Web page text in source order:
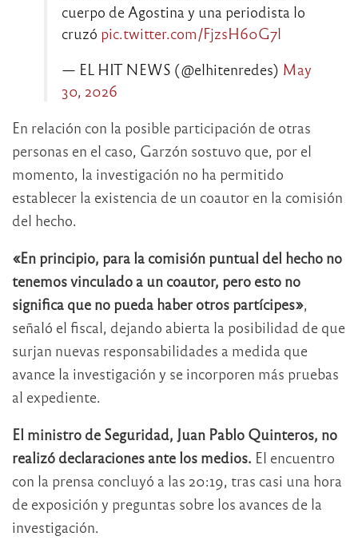
cuerpo de Agostina y una periodista lo
cruzó pic.twitter.com/FjzsH60G7l
— EL HIT NEWS (@elhitenredes) May
30, 2026
En relación con la posible participación de otras
personas en el caso, Garzón sostuvo que, por el
momento, la investigación no ha permitido
establecer la existencia de un coautor en la comisión
del hecho.
«En principio, para la comisión puntual del hecho no
tenemos vinculado a un coautor, pero esto no
significa que no pueda haber otros partícipes»
señaló el fiscal, dejando abierta la posibilidad de que
surjan nuevas responsabilidades a medida que
avance la investigación y se incorporen más pruebas
al expediente.
El ministro de Seguridad, Juan Pablo Quinteros, no
realizó declaraciones ante los medios. El encuentro
con la prensa concluyó a las 20:19, tras casi una hora
de exposición y preguntas sobre los avances de la
investigación.